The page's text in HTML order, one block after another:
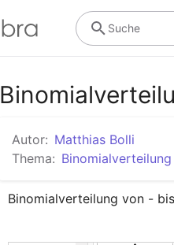
Suche
Autor: Matthias Bolli
Thema: Binomialverteilung
Binomialverteilung von - bis